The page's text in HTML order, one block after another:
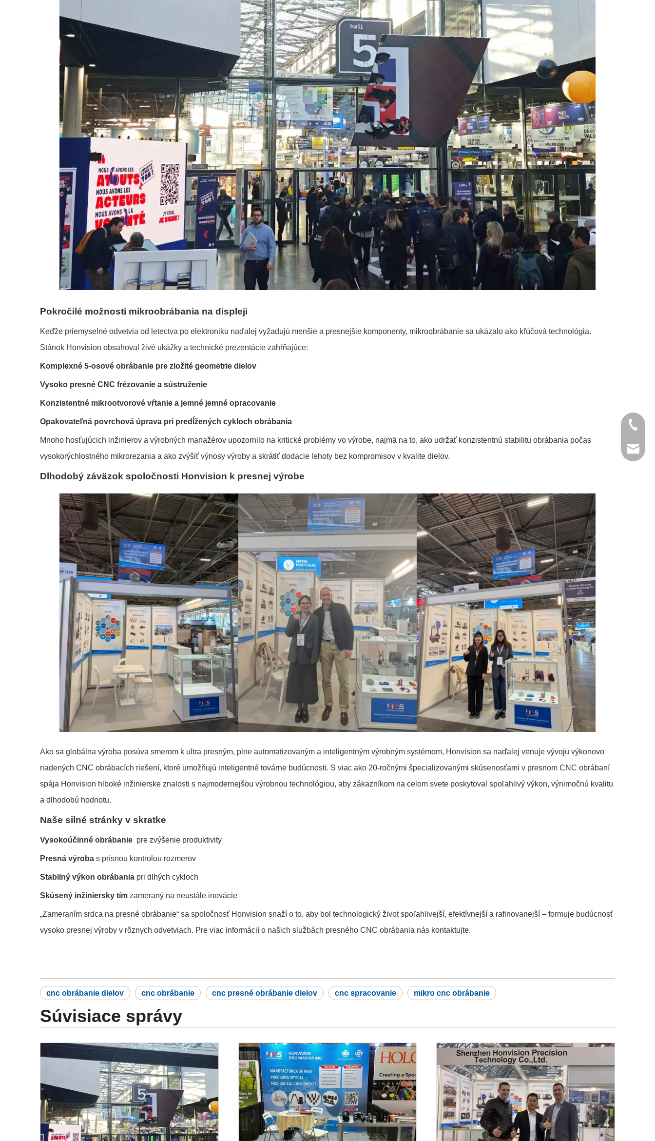
Pokročilé možnosti mikroobrábania na displeji
Keďže priemyselné odvetvia od letectva po elektroniku naďalej vyžadujú menšie a presnejšie komponenty, mikroobrábanie sa ukázalo ako kľúčová technológia.
Stánok Honvision obsahoval živé ukážky a technické prezentácie zahŕňajúce:
Komplexné 5-osové obrábanie pre zložité geometrie dielov
Vysoko presné CNC frézovanie a sústruženie
Konzistentné mikrootvorové vŕtanie a jemné jemné opracovanie
Opakovateľná povrchová úprava pri predĺžených cykloch obrábania
Mnoho hosťujúcich inžinierov a výrobných manažérov upozornilo na kritické problémy vo výrobe, najmä na to, ako udržať konzistentnú stabilitu obrábania počas
vysokorýchlostného mikrorezania a ako zvýšiť výnosy výroby a skrátiť dodacie lehoty bez kompromisov v kvalite dielov.
Dlhodobý záväzok spoločnosti Honvision k presnej výrobe
Ako sa globálna výroba posúva smerom k ultra presným, plne automatizovaným a inteligentným výrobným systémom, Honvision sa naďalej venuje vývoju výkonovo
riadených CNC obrábacích riešení, ktoré umožňujú inteligentné továrne budúcnosti. S viac ako 20-ročnými špecializovanými skúsenosťami v presnom CNC obrábaní
spája Honvision hlboké inžinierske znalosti s najmodernejšou výrobnou technológiou, aby zákazníkom na celom svete poskytoval spoľahlivý výkon, výnimočnú kvalitu
a dlhodobú hodnotu.
Naše silné stránky v skratke
Vysokoúčinné obrábanie pre zvýšenie produktivity
Presná výroba s prísnou kontrolou rozmerov
Stabilný výkon obrábania pri dlhých cykloch
Skúsený inžiniersky tím zameraný na neustále inovácie
„Zameraním srdca na presné obrábanie“ sa spoločnosť Honvision snaží o to, aby bol technologický život spoľahlivejší, efektívnejší a rafinovanejší – formuje budúcnosť
vysoko presnej výroby v rôznych odvetviach. Pre viac informácií o našich službách presného CNC obrábania nás kontaktujte.
cnc obrábanie dielov cnc obrábanie cnc presné obrábanie dielov cnc spracovanie mikro cnc obrábanie
Súvisiace správy
+86-